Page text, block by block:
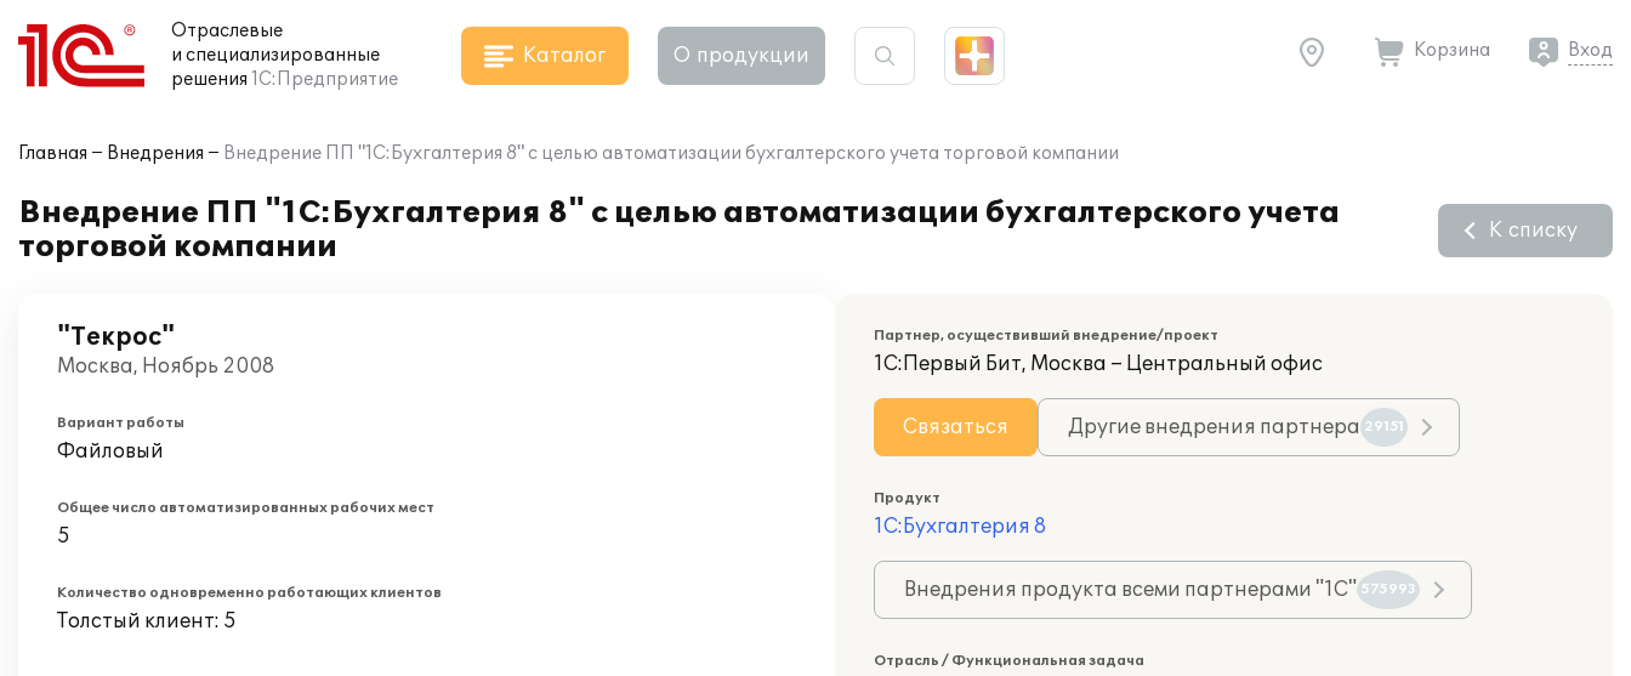
Отраслевые
и специализированные
решения 1С:Предприятие
Каталог О продукции Корзина Вход
Главная Внедрения Внедрение ПП "1С:Бухгалтерия 8" с целью автоматизации бухгалтерского учета торговой компании
Внедрение ПП "1С:Бухгалтерия 8" с целью автоматизации бухгалтерского учета
торговой компании
К списку
"Текрос"
Москва, Ноябрь 2008
Вариант работы
Файловый
Общее число автоматизированных рабочих мест
5
Количество одновременно работающих клиентов
Толстый клиент: 5
Партнер, осуществивший внедрение/проект
1С:Первый Бит, Москва – Центральный офис
Связаться Другие внедрения партнера 29151
Продукт
1С:Бухгалтерия 8
Внедрения продукта всеми партнерами "1С" 575993
Отрасль / Функциональная задача